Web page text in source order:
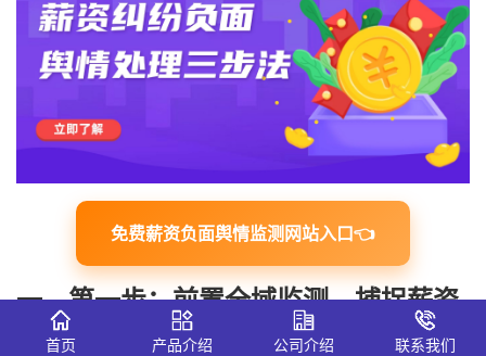
免费薪资负面舆情监测网站入口👈
一、第一步：前置全域监测，捕捉薪资
舆情萌芽风险
首页 产品介绍 公司介绍 联系我们